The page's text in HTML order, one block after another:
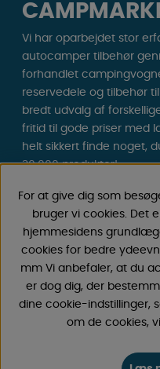
Vi har oparbejdet stor
autocamper tilbehør
forhandlet
reservedele og tilbehør
bredt udvalg af
fritid til gode priser med
helt sikkert finde noget,
30.000 produkter!
Følg os på Facebook og
nyheder og eksklusive
hos os!
For at give dig som
bruger vi cookies. Det
hjemmesidens
cookies for bedre
mm Vi anbefaler, at du
er dog dig, der
dine cookie-indstillinger,
om de cookies,